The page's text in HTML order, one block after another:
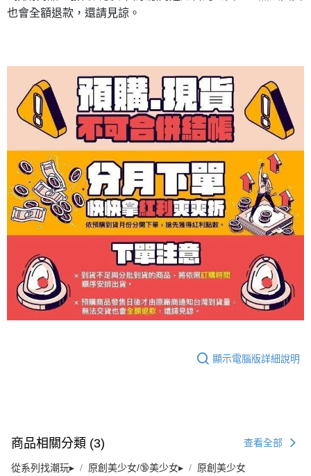
也會全額退款，還請見諒。
顯示電腦版詳細說明
商品相關分類 (3) 查看全部
從系列找潮玩▸ 原創美少女/🔞美少女▸ 原創美少女